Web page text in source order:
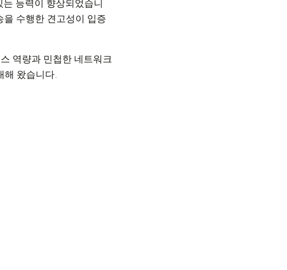
능력이 향상되었습니
을 수행한 견고성이 입증
역량과 민첩한 네트워크
해 왔습니다.